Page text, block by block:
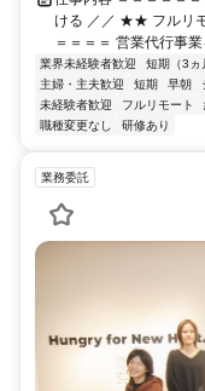
ける ／／ ★★ フルリ
＝＝＝＝ 営業代行事
業界未経験者歓迎 短期（3ヵ
主婦・主夫歓迎
短期 早朝
未経験者歓迎
フルリモート
職種変更なし
研修あり
業務委託